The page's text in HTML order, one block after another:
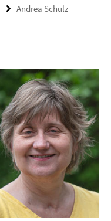
Andrea Schulz